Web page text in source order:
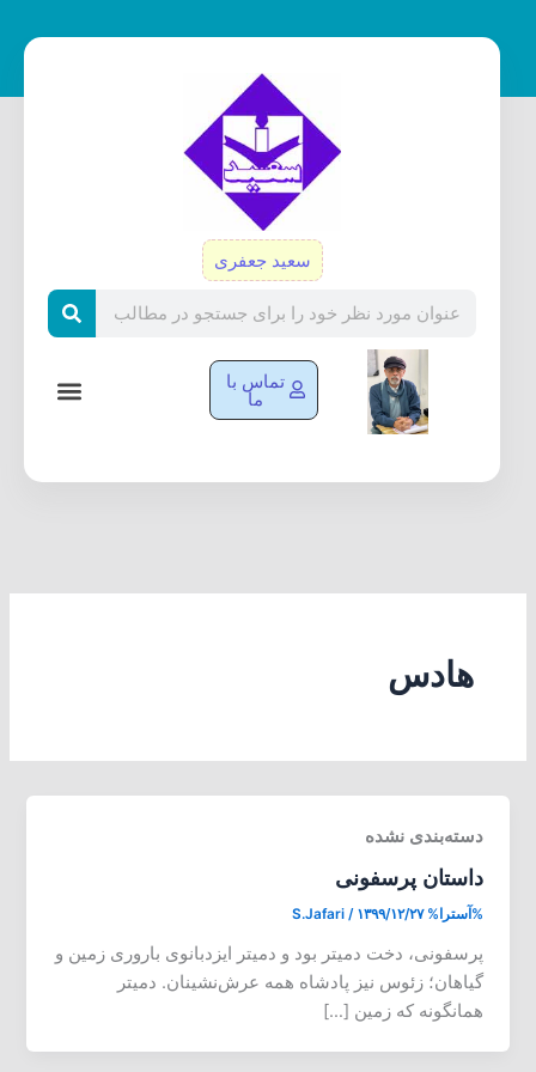
سعید جعفری
تماس با
ما
هادس
دسته‌بندی نشده
داستان پرسفونی
%آسترا% S.Jafari / ۱۳۹۹/۱۲/۲۷
پرسفونی، دخت دمیتر بود و دمیتر ایزدبانوی باروری زمین و
گیاهان؛ زئوس نیز پادشاه همه عرش‌نشینان. دمیتر
همانگونه که زمین […]